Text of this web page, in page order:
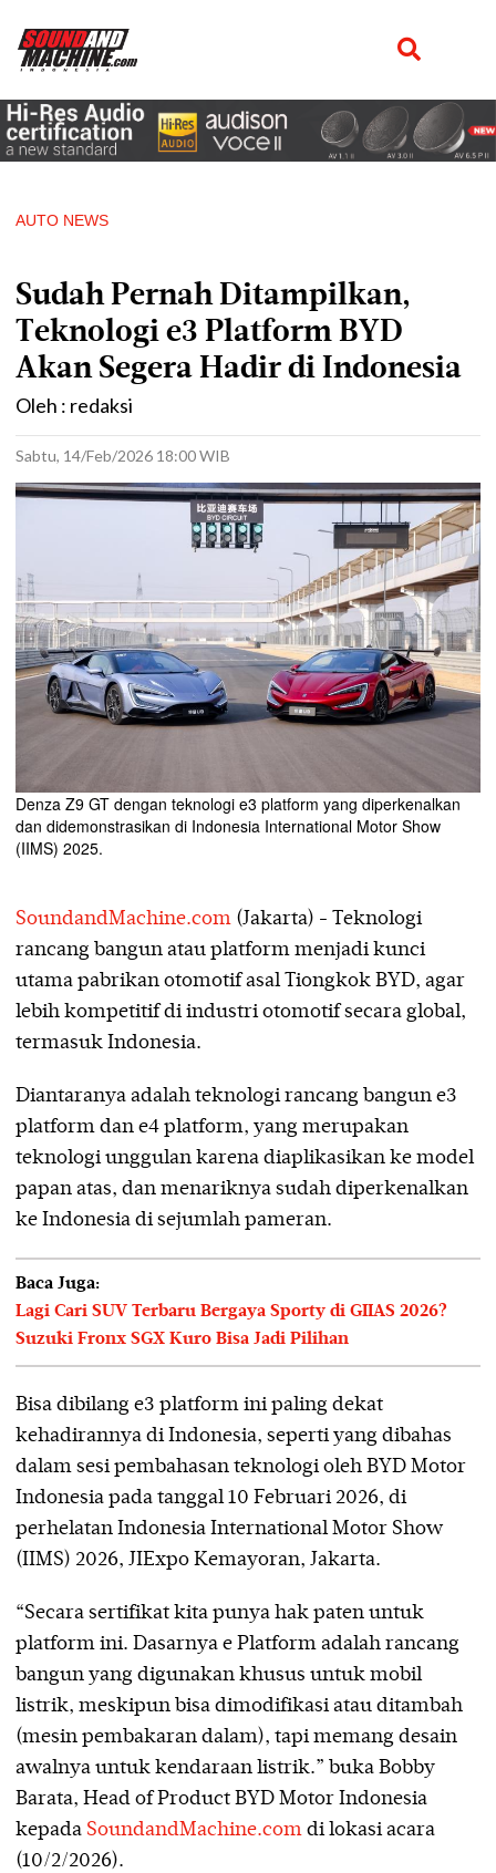
AUTO NEWS
Sudah Pernah Ditampilkan,
Teknologi e3 Platform BYD
Akan Segera Hadir di Indonesia
Oleh : redaksi
Sabtu, 14/Feb/2026 18:00 WIB
Denza Z9 GT dengan teknologi e3 platform yang diperkenalkan
dan didemonstrasikan di Indonesia International Motor Show
(IIMS) 2025.
SoundandMachine.com (Jakarta) - Teknologi
rancang bangun atau platform menjadi kunci
utama pabrikan otomotif asal Tiongkok BYD, agar
lebih kompetitif di industri otomotif secara global,
termasuk Indonesia.
Diantaranya adalah teknologi rancang bangun e3
platform dan e4 platform, yang merupakan
teknologi unggulan karena diaplikasikan ke model
papan atas, dan menariknya sudah diperkenalkan
ke Indonesia di sejumlah pameran.
Baca Juga:
Lagi Cari SUV Terbaru Bergaya Sporty di GIIAS 2026?
Suzuki Fronx SGX Kuro Bisa Jadi Pilihan
Bisa dibilang e3 platform ini paling dekat
kehadirannya di Indonesia, seperti yang dibahas
dalam sesi pembahasan teknologi oleh BYD Motor
Indonesia pada tanggal 10 Februari 2026, di
perhelatan Indonesia International Motor Show
(IIMS) 2026, JIExpo Kemayoran, Jakarta.
“Secara sertifikat kita punya hak paten untuk
platform ini. Dasarnya e Platform adalah rancang
bangun yang digunakan khusus untuk mobil
listrik, meskipun bisa dimodifikasi atau ditambah
(mesin pembakaran dalam), tapi memang desain
awalnya untuk kendaraan listrik.” buka Bobby
Barata, Head of Product BYD Motor Indonesia
kepada SoundandMachine.com di lokasi acara
(10/2/2026).